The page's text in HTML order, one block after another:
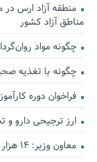
منطقه آزاد ارس
مناطق آزاد کشور
چگونه مواد
چگونه با تغذیه
فراخوان دوره
ارز ترجیحی دارو و
معاون وزیر: ۱۴ هزار پرستار در مراکز درمانی کشور فعالیت می‌کنند